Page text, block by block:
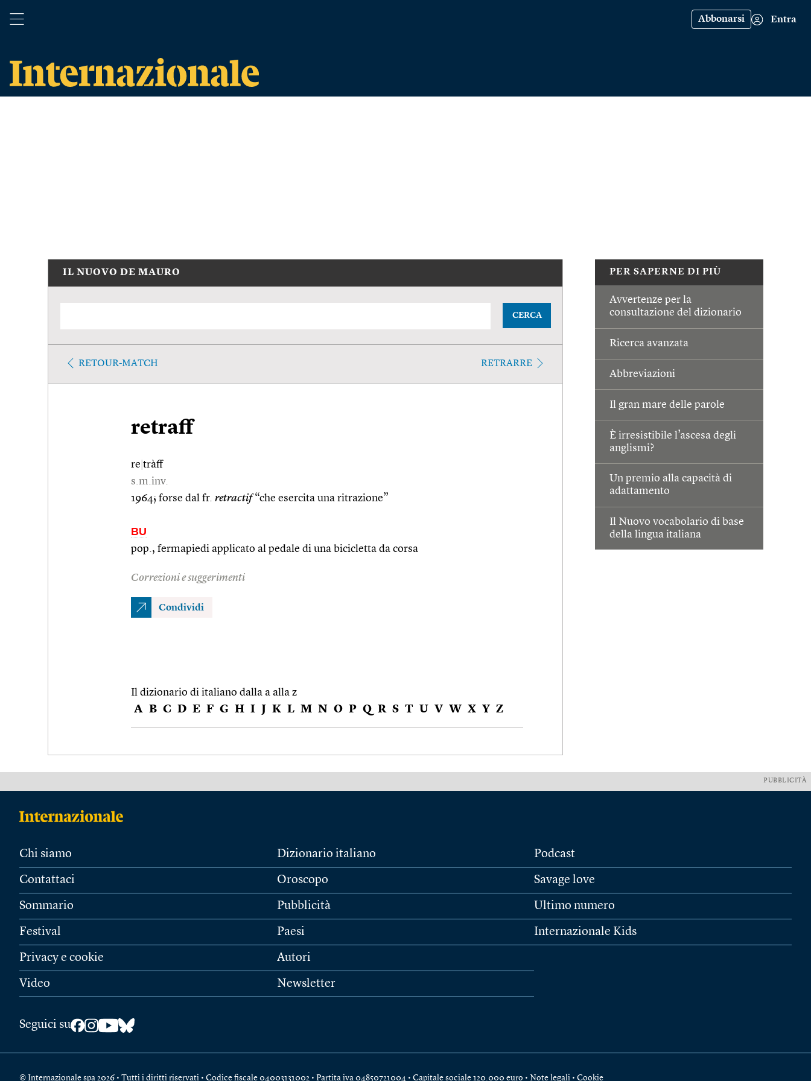
Abbonarsi Entra
PER SAPERNE DI PIÙ
Avvertenze per la
consultazione del dizionario
Ricerca avanzata
Abbreviazioni
Il gran mare delle parole
È irresistibile l’ascesa degli
anglismi?
Un premio alla capacità di
adattamento
Il Nuovo vocabolario di base
della lingua italiana
IL NUOVO DE MAURO
CERCA
RETOUR-MATCH RETRARRE
retraff
re tràff
s.m.inv.
1964; forse dal fr. retractif“che esercita una ritrazione”
BU
pop., fermapiedi applicato al pedale di una bicicletta da corsa
Correzioni e suggerimenti
Condividi
Il dizionario di italiano dalla a alla z
A B C D E F G H I J K L M N O P Q R S T U V W X Y Z
PUBBLICITÀ
Chi siamo
Contattaci
Sommario
Festival
Privacy e cookie
Video
Dizionario italiano
Oroscopo
Pubblicità
Paesi
Autori
Newsletter
Podcast
Savage love
Ultimo numero
Internazionale Kids
Seguici su
© Internazionale spa 2026 • Tutti i diritti riservati • Codice fiscale 04003131002 • Partita iva 04850721004 • Capitale sociale 120.000 euro • Note legali • Cookie